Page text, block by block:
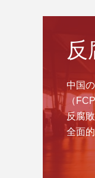
反
中国
（
反腐
全面